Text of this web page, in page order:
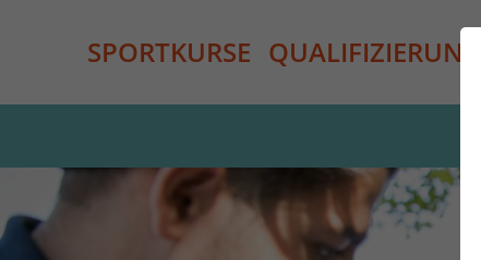
SPORTKURSE QUALIFIZIERUNG